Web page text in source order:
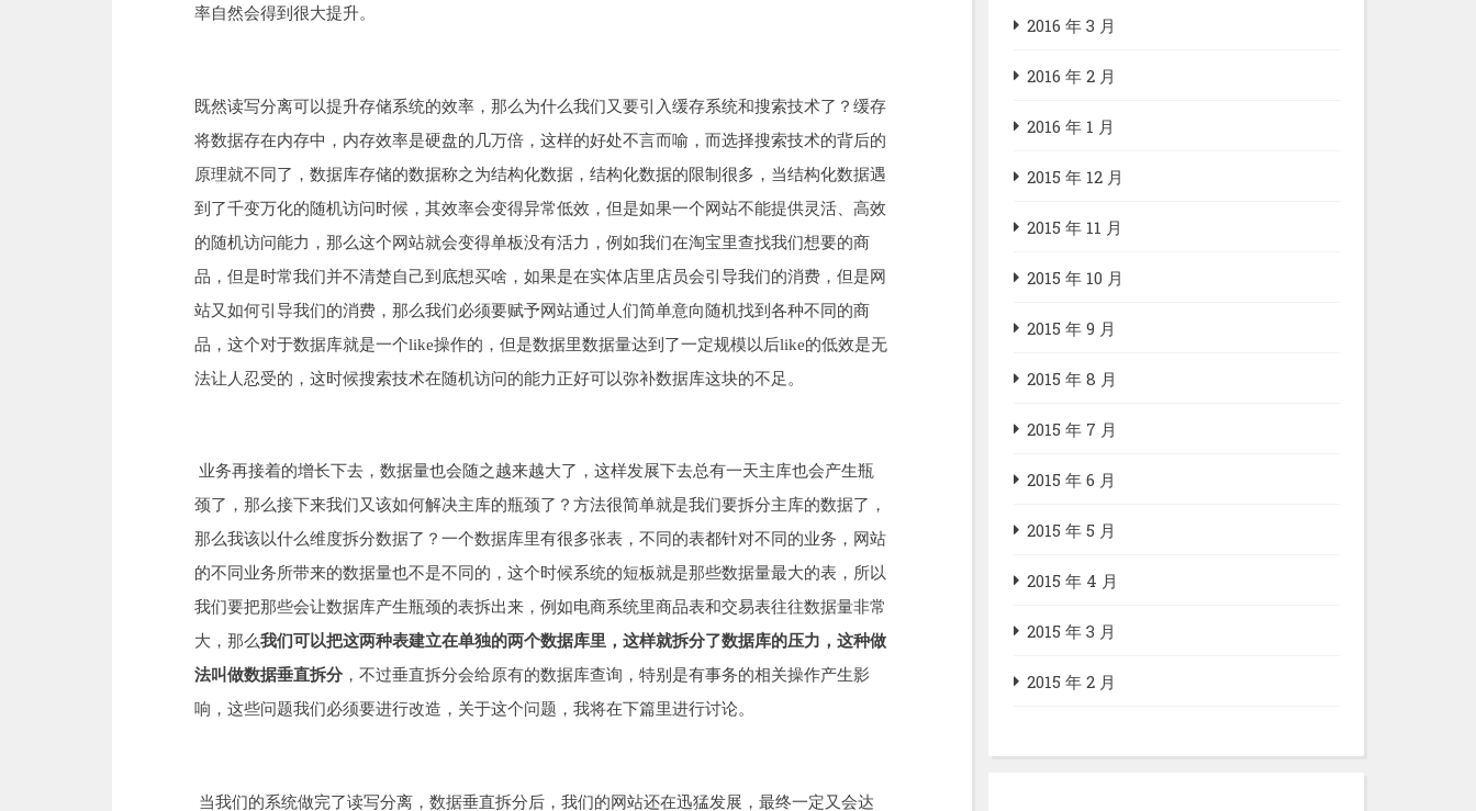
率自然会得到很大提升。
既然读写分离可以提升存储系统的效率，那么为什么我们又要引入缓存系统和搜索技术了？缓存
将数据存在内存中，内存效率是硬盘的几万倍，这样的好处不言而喻，而选择搜索技术的背后的
原理就不同了，数据库存储的数据称之为结构化数据，结构化数据的限制很多，当结构化数据遇
到了千变万化的随机访问时候，其效率会变得异常低效，但是如果一个网站不能提供灵活、高效
的随机访问能力，那么这个网站就会变得单板没有活力，例如我们在淘宝里查找我们想要的商
品，但是时常我们并不清楚自己到底想买啥，如果是在实体店里店员会引导我们的消费，但是网
站又如何引导我们的消费，那么我们必须要赋予网站通过人们简单意向随机找到各种不同的商
品，这个对于数据库就是一个like操作的，但是数据里数据量达到了一定规模以后like的低效是无
法让人忍受的，这时候搜索技术在随机访问的能力正好可以弥补数据库这块的不足。
业务再接着的增长下去，数据量也会随之越来越大了，这样发展下去总有一天主库也会产生瓶
颈了，那么接下来我们又该如何解决主库的瓶颈了？方法很简单就是我们要拆分主库的数据了，
那么我该以什么维度拆分数据了？一个数据库里有很多张表，不同的表都针对不同的业务，网站
的不同业务所带来的数据量也不是不同的，这个时候系统的短板就是那些数据量最大的表，所以
我们要把那些会让数据库产生瓶颈的表拆出来，例如电商系统里商品表和交易表往往数据量非常
大，那么我们可以把这两种表建立在单独的两个数据库里，这样就拆分了数据库的压力，这种做
法叫做数据垂直拆分 ，不过垂直拆分会给原有的数据库查询，特别是有事务的相关操作产生影
响，这些问题我们必须要进行改造，关于这个问题，我将在下篇里进行讨论。
当我们的系统做完了读写分离，数据垂直拆分后，我们的网站还在迅猛发展，最终一定又会达
2016 年 3 月
2016 年 2 月
2016 年 1 月
2015 年 12 月
2015 年 11 月
2015 年 10 月
2015 年 9 月
2015 年 8 月
2015 年 7 月
2015 年 6 月
2015 年 5 月
2015 年 4 月
2015 年 3 月
2015 年 2 月